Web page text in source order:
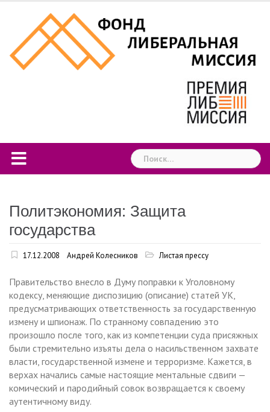
content
Найти:
Политэкономия: Защита
государства
17.12.2008 Андрей Колесников Листая прессу
Правительство внесло в Думу поправки к Уголовному
кодексу, меняющие диспозицию (описание) статей УК,
предусматривающих ответственность за государственную
измену и шпионаж. По странному совпадению это
произошло после того, как из компетенции суда присяжных
были стремительно изъяты дела о насильственном захвате
власти, государственной измене и терроризме. Кажется, в
верхах начались самые настоящие ментальные сдвиги —
комический и пародийный совок возвращается к своему
аутентичному виду.